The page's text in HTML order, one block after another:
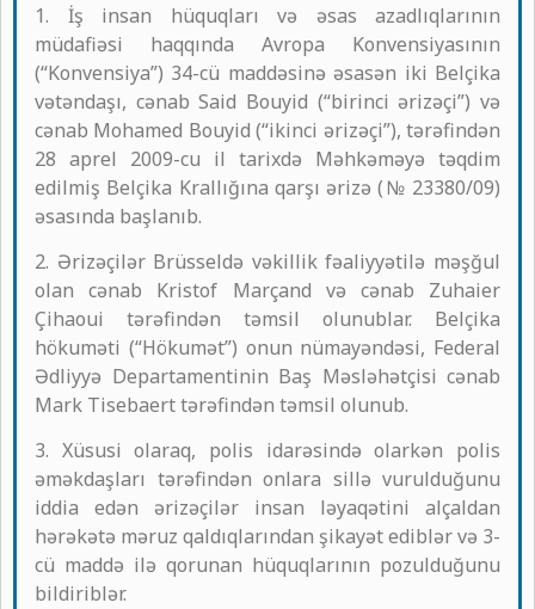
1. İş insan hüquqları və əsas azadlıqlarının
müdafiəsi haqqında Avropa Konvensiyasının
(“Konvensiya”) 34-cü maddəsinə əsasən iki Belçika
vətəndaşı, cənab Said Bouyid (“birinci ərizəçi”) və
cənab Mohamed Bouyid (“ikinci ərizəçi”), tərəfindən
28 aprel 2009-cu il tarixdə Məhkəməyə təqdim
edilmiş Belçika Krallığına qarşı ərizə (№ 23380/09)
əsasında başlanıb.
2. Ərizəçilər Brüsseldə vəkillik fəaliyyətilə məşğul
olan cənab Kristof Marçand və cənab Zuhaier
Çihaoui tərəfindən təmsil olunublar. Belçika
hökuməti (“Hökumət”) onun nümayəndəsi, Federal
Ədliyyə Departamentinin Baş Məsləhətçisi cənab
Mark Tisebaert tərəfindən təmsil olunub.
3. Xüsusi olaraq, polis idarəsində olarkən polis
əməkdaşları tərəfindən onlara sillə vurulduğunu
iddia edən ərizəçilər insan ləyaqətini alçaldan
hərəkətə məruz qaldıqlarından şikayət ediblər və 3-
cü maddə ilə qorunan hüquqlarının pozulduğunu
bildiriblər.